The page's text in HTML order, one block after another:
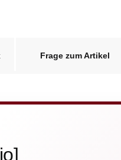
Frage zum Artikel